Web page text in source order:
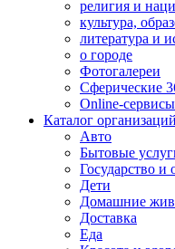
религия и
культура,
литература и
о городе
Фотогалереи
Сферические
Online-
Каталог организаций
Авто
Бытовые
Государство и
Дети
Домашние
Доставка
Еда